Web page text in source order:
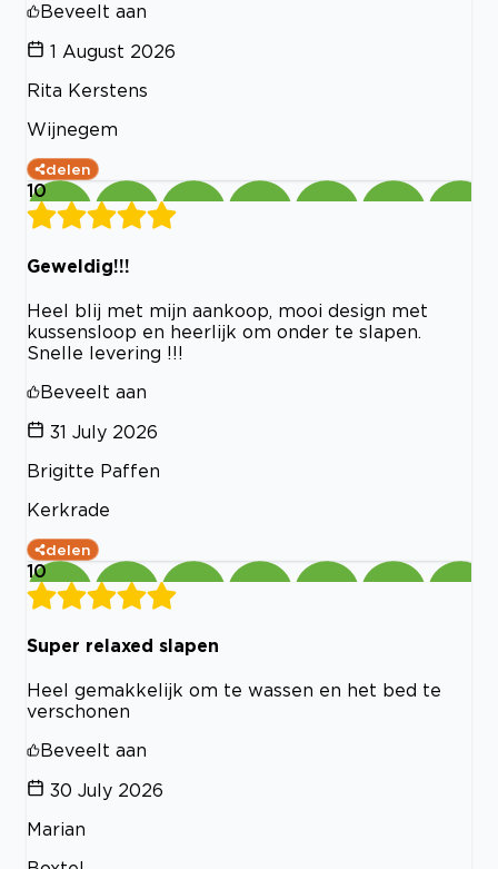
Beveelt aan
1 August 2026
Rita Kerstens
Wijnegem
delen
10
Geweldig!!!
Heel blij met mijn aankoop, mooi design met
kussensloop en heerlijk om onder te slapen.
Snelle levering !!!
Beveelt aan
31 July 2026
Brigitte Paffen
Kerkrade
delen
10
Super relaxed slapen
Heel gemakkelijk om te wassen en het bed te
verschonen
Beveelt aan
30 July 2026
Marian